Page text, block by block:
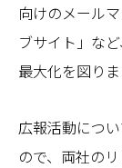
向けのメール
ブサイト」な
最大化を図りま
広報活動につ
ので、両社の